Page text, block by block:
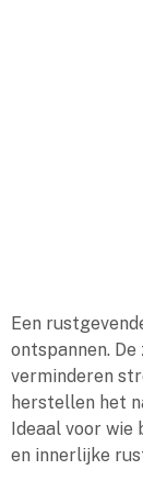
Een
ontspannen.
verminderen
herstellen het
Ideaal voor
en innerlijke